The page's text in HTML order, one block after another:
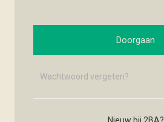
Doorgaan
Wachtwoord vergeten?